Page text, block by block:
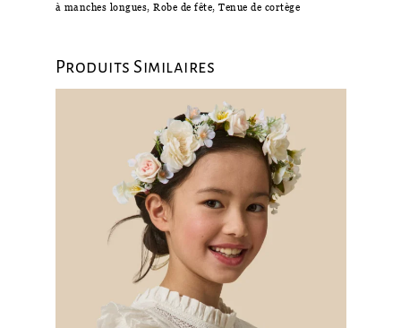
à manches longues, Robe de fête, Tenue de cortège
Produits Similaires